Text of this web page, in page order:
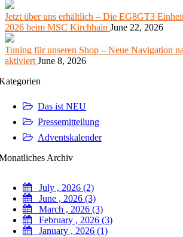
Jetzt über uns erhältlich – Die EG8GT3
2026 beim MSC Kirchhain June 22, 2026
Tuning für unseren Shop – Neue Navigation
aktiviert June 8, 2026
Das ist NEU
Pressemitteilung
Adventskalender
Archiv
July , 2026 (2)
June , 2026 (3)
March , 2026 (3)
February , 2026 (3)
January , 2026 (1)